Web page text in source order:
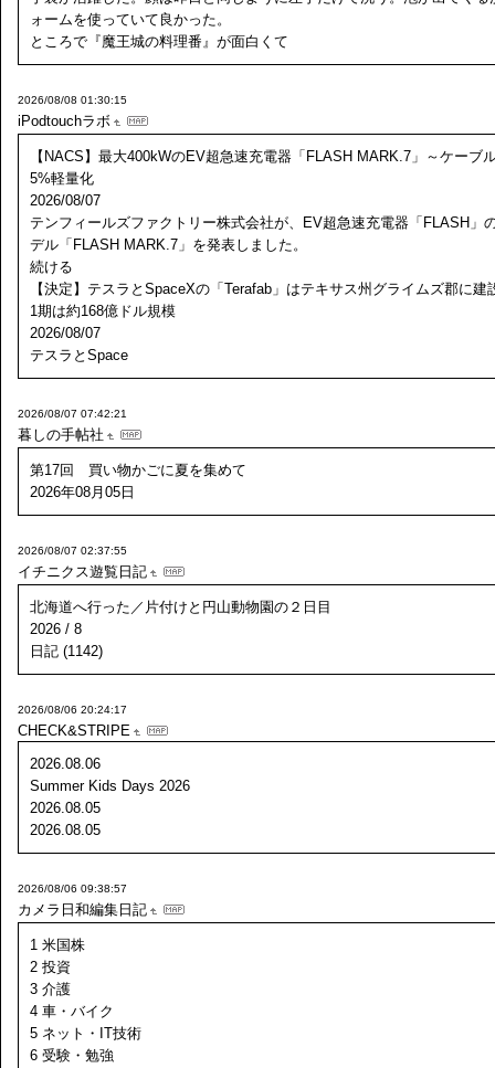
ォームを使っていて良かった。
ところで『魔王城の料理番』が面白くて
2026/08/08 01:30:15
iPodtouchラボ
【NACS】最大400kWのEV超急速充電器「FLASH MARK.7」～ケーブ
5%軽量化
2026/08/07
テンフィールズファクトリー株式会社が、EV超急速充電器「FLASH」
デル「FLASH MARK.7」を発表しました。
続ける
【決定】テスラとSpaceXの「Terafab」はテキサス州グライムズ郡に建
1期は約168億ドル規模
2026/08/07
テスラとSpace
2026/08/07 07:42:21
暮しの手帖社
第17回 買い物かごに夏を集めて
2026年08月05日
2026/08/07 02:37:55
イチニクス遊覧日記
北海道へ行った／片付けと円山動物園の２日目
2026 / 8
日記 (1142)
2026/08/06 20:24:17
CHECK&STRIPE
2026.08.06
Summer Kids Days 2026
2026.08.05
2026.08.05
2026/08/06 09:38:57
カメラ日和編集日記
1 米国株
2 投資
3 介護
4 車・バイク
5 ネット・IT技術
6 受験・勉強